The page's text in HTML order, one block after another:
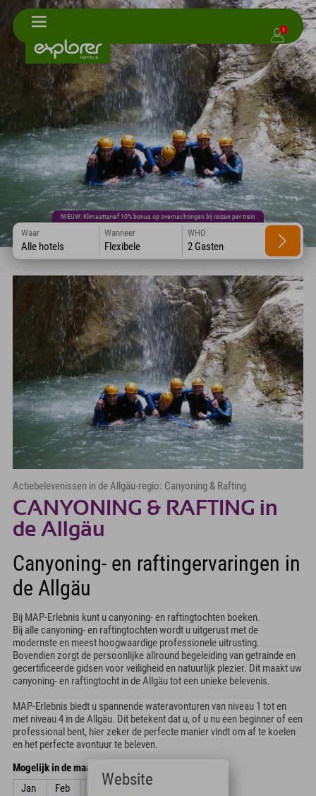
1
NIEUW: Klimaattarief 10% bonus op overnachtingen bij reizen per trein
Waar
Alle hotels
Wanneer
Flexibele
WHO
2 Gasten
Actiebelevenissen in de Allgäu-regio: Canyoning & Rafting
CANYONING & RAFTING in
de Allgäu
Canyoning- en raftingervaringen in
de Allgäu
Bij MAP-Erlebnis kunt u canyoning- en raftingtochten boeken.
Bij alle canyoning- en raftingtochten wordt u uitgerust met de
modernste en meest hoogwaardige professionele uitrusting.
Bovendien zorgt de persoonlijke allround begeleiding van getrainde en
gecertificeerde gidsen voor veiligheid en natuurlijk plezier. Dit maakt uw
canyoning- en raftingtocht in de Allgäu tot een unieke belevenis.
MAP-Erlebnis biedt u spannende wateravonturen van niveau 1 tot en
met niveau 4 in de Allgäu. Dit betekent dat u, of u nu een beginner of een
professional bent, hier zeker de perfecte manier vindt om af te koelen
en het perfecte avontuur te beleven.
Mogelijk in de maanden
Jan
Feb Mar Apr
Website